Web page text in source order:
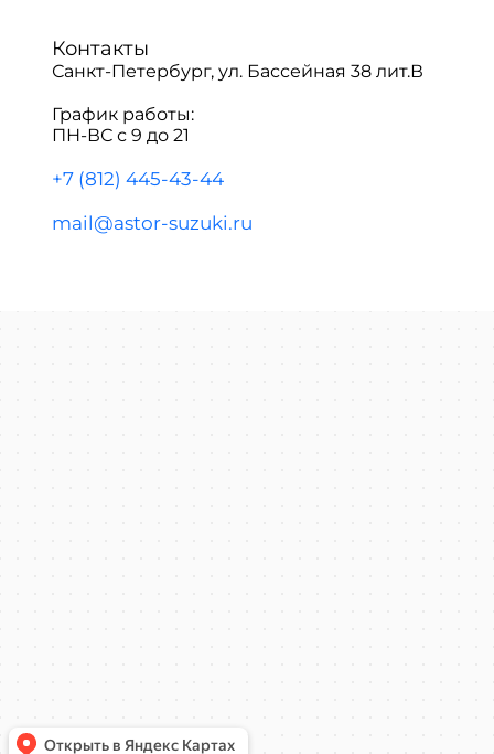
Контакты
Санкт-Петербург, ул. Бассейная 38 лит.В
График работы:
ПН-ВС с 9 до 21
+7 (812) 445-43-44
mail@astor-suzuki.ru